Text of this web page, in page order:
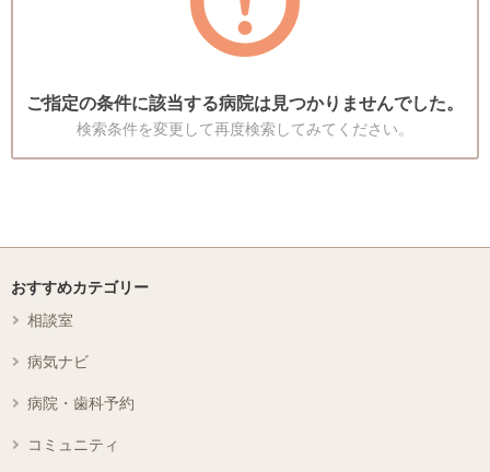
ご指定の条件に該当する病院は見つかりませんでした。
検索条件を変更して再度検索してみてください。
おすすめカテゴリー
相談室
病気ナビ
病院・歯科予約
コミュニティ